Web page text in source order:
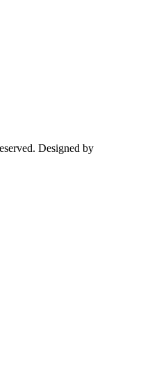
Designed by